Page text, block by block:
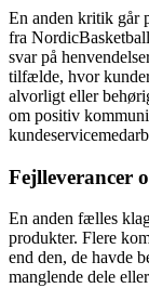
En anden kritik går
fra
svar på
tilfælde, hvor
alvorligt eller
om positiv
Fejlleverancer
En anden fælles
produkter. Flere
end den, de havde
manglende dele